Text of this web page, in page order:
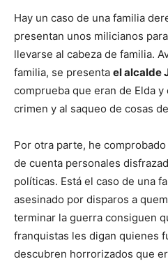
Hay un caso de una familia
presentan unos milicianos
llevarse al cabeza de familia.
familia, se presenta el alcalde
comprueba que eran de Elda y
crimen y al saqueo de cosas
Por otra parte, he
de cuenta personales
políticas. Está el caso de una
asesinado por disparos a
terminar la guerra consiguen
franquistas les digan quienes
descubren horrorizados que